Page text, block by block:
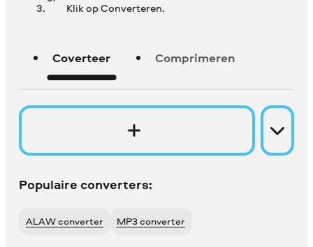
Klik op Converteren.
Coverteer Comprimeren
Populaire converters:
ALAW converter MP3 converter